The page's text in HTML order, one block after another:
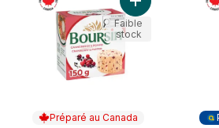
Préparé au Canada
Ajouter
Faible
stock